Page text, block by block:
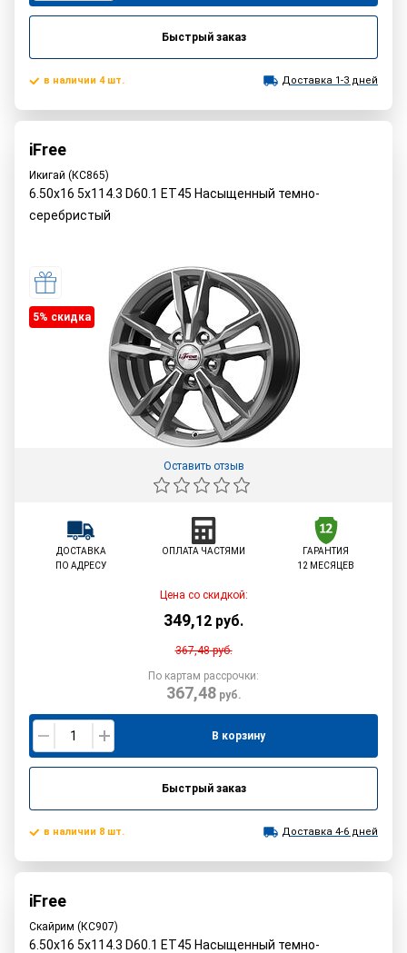
Быстрый заказ
в наличии 4 шт. Доставка 1-3 дней
iFree
Икигай (КС865)
6.50x16 5x114.3 D60.1 ET45 Насыщенный темно-
серебристый
5% cкидка
Оставить отзыв
ДОСТАВКА
ПО АДРЕСУ
ОПЛАТА ЧАСТЯМИ
ГАРАНТИЯ
12 МЕСЯЦЕВ
Цена со скидкой:
349,12 руб.
367,48руб.
По картам рассрочки:
367,48руб.
В корзину
Быстрый заказ
в наличии 8 шт. Доставка 4-6 дней
iFree
Скайрим (КС907)
6.50x16 5x114.3 D60.1 ET45 Насыщенный темно-